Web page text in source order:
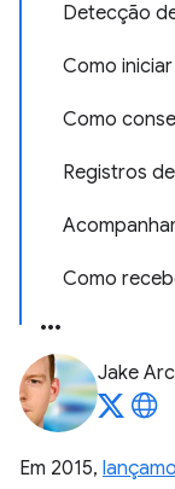
Detecção
Como
Como
Registros
Como
Jake
Em 2015,